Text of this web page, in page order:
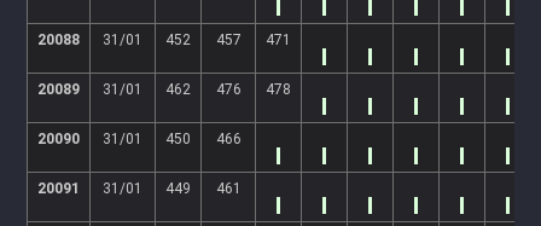
20088 31/01 452 457 471
20089 31/01 462 476 478
20090 31/01 450 466
20091 31/01 449 461